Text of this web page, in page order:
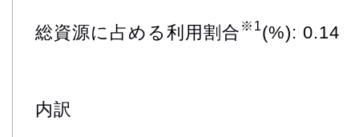
総資源に占める利用割合 ※1(%): 0.14
内訳